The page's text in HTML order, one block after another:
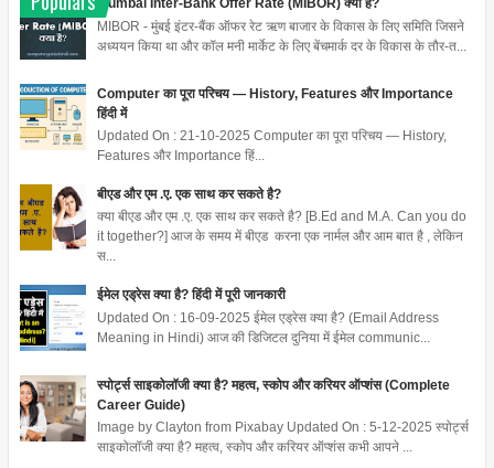
Mumbai Inter-Bank Offer Rate (MIBOR) क्या है?
MIBOR - मुंबई इंटर-बैंक ऑफर रेट ऋण बाजार के विकास के लिए समिति जिसने
अध्ययन किया था और कॉल मनी मार्केट के लिए बेंचमार्क दर के विकास के तौर-त...
Computer का पूरा परिचय — History, Features और Importance
हिंदी में
Updated On : 21-10-2025 Computer का पूरा परिचय — History,
Features और Importance हिं...
बीएड और एम .ए. एक साथ कर सकते है?
क्या बीएड और एम .ए. एक साथ कर सकते है? [B.Ed and M.A. Can you do
it together?] आज के समय में बीएड करना एक नार्मल और आम बात है , लेकिन
स...
ईमेल एड्रेस क्या है? हिंदी में पूरी जानकारी
Updated On : 16-09-2025 ईमेल एड्रेस क्या है? (Email Address
Meaning in Hindi) आज की डिजिटल दुनिया में ईमेल communic...
स्पोर्ट्स साइकोलॉजी क्या है? महत्व, स्कोप और करियर ऑप्शंस (Complete
Career Guide)
Image by Clayton from Pixabay Updated On : 5-12-2025 स्पोर्ट्स
साइकोलॉजी क्या है? महत्व, स्कोप और करियर ऑप्शंस कभी आपने ...